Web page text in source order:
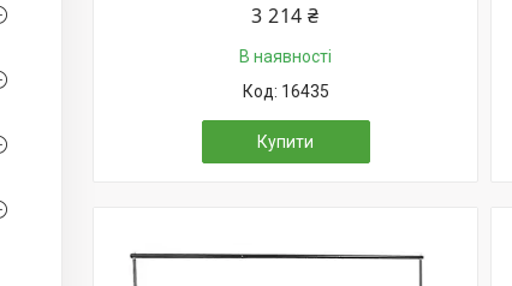
3 214 ₴
В наявності
16435
Купити